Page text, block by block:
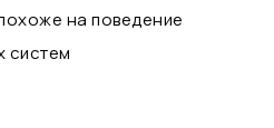
на поведение
систем